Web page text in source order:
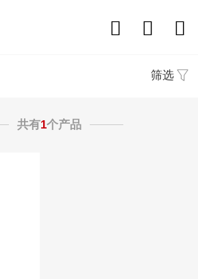
筛选
共有1个产品